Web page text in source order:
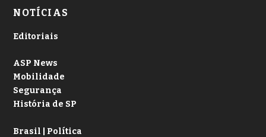
NOTÍCIAS
Editoriais
ASP News
Mobilidade
Segurança
História de SP
Brasil | Política